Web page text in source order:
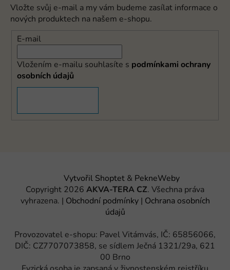
Vložte svůj e-mail a my vám budeme zasílat informace o
nových produktech na našem e-shopu.
E-mail
Vložením e-mailu souhlasíte s podmínkami ochrany
osobních údajů
Vytvořil Shoptet& PekneWeby
Copyright 2026 AKVA-TERA CZ. Všechna práva
vyhrazena. | Obchodní podmínky| Ochrana osobních
údajů
Provozovatel e-shopu: Pavel Vitámvás, IČ: 65856066,
DIČ: CZ7707073858, se sídlem Ječná 1321/29a, 621
00 Brno